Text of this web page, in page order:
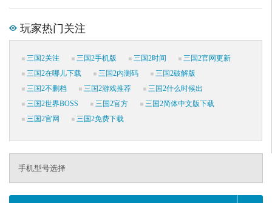
玩家热门关注
三国2关注 三国2手机版 三国2时间
三国2官网更新
三国2在哪儿下载
三国2内测码
三国2破解版
三国2不删档
三国2游戏推荐
三国2什么时候出
三国2世界BOSS
三国2官方
三国2简体中文版下载
三国2官网
三国2免费下载
手机型号选择